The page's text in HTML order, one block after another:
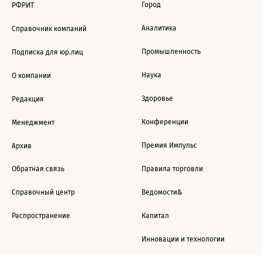
РФРИТ
Справочник компаний
Подписка для юр.лиц
О компании
Редакция
Менеджмент
Архив
Обратная связь
Справочный центр
Распространение
Город
Аналитика
Промышленность
Наука
Здоровье
Конференции
Премия Импульс
Правила торговли
Ведомости&
Капитал
Инновации и технологии